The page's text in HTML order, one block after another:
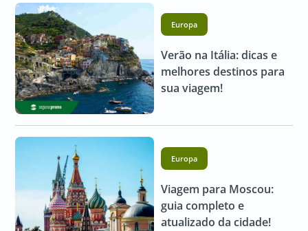
Europa
Verão na Itália: dicas e
melhores destinos para
sua viagem!
Europa
Viagem para Moscou:
guia completo e
atualizado da cidade!